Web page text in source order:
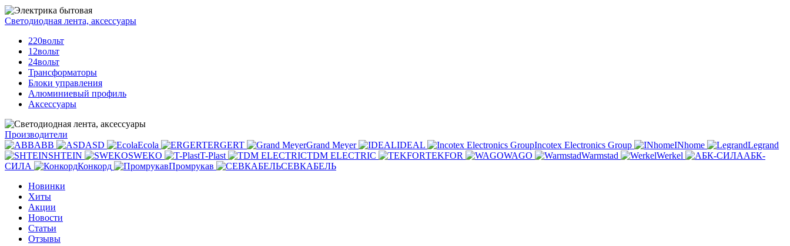
Светодиодная лента, аксессуары
220вольт
12вольт
24вольт
Трансформаторы
Блоки управления
Алюминиевый профиль
Аксессуары
Производители
ABB
ASD Ecola ERGERT Grand Meyer IDEAL Incotex Electronics Group INhome
Legrand
SHTEIN
SWEKO T-Plast TDM ELECTRIC TEKFOR WAGO Warmstad Werkel
АБК-
СИЛА
Конкорд Промрукав
СЕВКАБЕЛЬ
Новинки
Хиты
Акции
Новости
Статьи
Отзывы